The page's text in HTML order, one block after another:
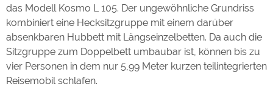
das Modell Kosmo L 105. Der ungewöhnliche Grundriss
kombiniert eine Hecksitzgruppe mit einem darüber
absenkbaren Hubbett mit Längseinzelbetten. Da auch die
Sitzgruppe zum Doppelbett umbaubar ist, können bis zu
vier Personen in dem nur 5,99 Meter kurzen teilintegrierten
Reisemobil schlafen.